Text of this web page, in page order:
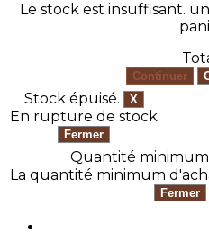
Le stock est insuffisant.
Stock épuisé.
En rupture de stock
Quantité
La quantité minimum